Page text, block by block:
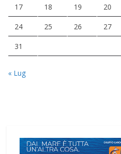
17 18 19 20
24 25 26 27
31
« Lug